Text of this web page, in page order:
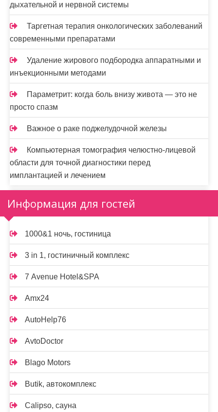
дыхательной и нервной системы
Таргетная терапия онкологических заболеваний
современными препаратами
Удаление жирового подбородка аппаратными и
инъекционными методами
Параметрит: когда боль внизу живота — это не
просто спазм
Важное о раке поджелудочной железы
Компьютерная томография челюстно-лицевой
области для точной диагностики перед
имплантацией и лечением
Информация для гостей
1000&1 ночь, гостиница
3 in 1, гостиничный комплекс
7 Avenue Hotel&SPA
Amx24
AutoHelp76
AvtoDoctor
Blago Motors
Butik, автокомплекс
Calipso, сауна